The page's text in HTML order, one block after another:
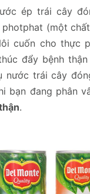
ép trái cây
(một
cuốn cho thực
đẩy bệnh
nước trái cây
bạn đang phân
.